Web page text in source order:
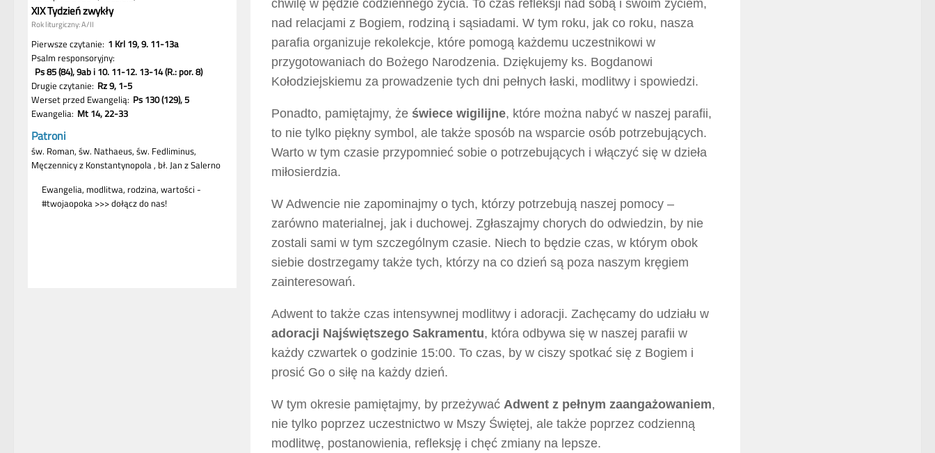
chwilę w pędzie codziennego życia. To czas refleksji nad sobą i swoim życiem,
nad relacjami z Bogiem, rodziną i sąsiadami. W tym roku, jak co roku, nasza
parafia organizuje rekolekcje, które pomogą każdemu uczestnikowi w
przygotowaniach do Bożego Narodzenia. Dziękujemy ks. Bogdanowi
Kołodziejskiemu za prowadzenie tych dni pełnych łaski, modlitwy i spowiedzi.
Ponadto, pamiętajmy, że świece wigilijne, które można nabyć w naszej parafii,
to nie tylko piękny symbol, ale także sposób na wsparcie osób potrzebujących.
Warto w tym czasie przypomnieć sobie o potrzebujących i włączyć się w dzieła
miłosierdzia.
W Adwencie nie zapominajmy o tych, którzy potrzebują naszej pomocy –
zarówno materialnej, jak i duchowej. Zgłaszajmy chorych do odwiedzin, by nie
zostali sami w tym szczególnym czasie. Niech to będzie czas, w którym obok
siebie dostrzegamy także tych, którzy na co dzień są poza naszym kręgiem
zainteresowań.
Adwent to także czas intensywnej modlitwy i adoracji. Zachęcamy do udziału w
adoracji Najświętszego Sakramentu, która odbywa się w naszej parafii w
każdy czwartek o godzinie 15:00. To czas, by w ciszy spotkać się z Bogiem i
prosić Go o siłę na każdy dzień.
W tym okresie pamiętajmy, by przeżywać Adwent z pełnym zaangażowaniem,
nie tylko poprzez uczestnictwo w Mszy Świętej, ale także poprzez codzienną
modlitwę, postanowienia, refleksję i chęć zmiany na lepsze.